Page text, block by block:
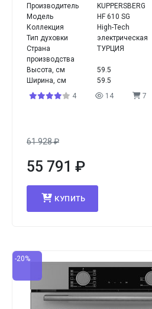
Производитель
KUPPERSBERG
Модель
HF 610 SG
Коллекция
High-Tech
Тип духовки
электрическая
Страна
производства
ТУРЦИЯ
Высота, см
59.5
Ширина, см
59.5
4
14 7
61 928₽
55 791 ₽
КУПИТЬ
-20%